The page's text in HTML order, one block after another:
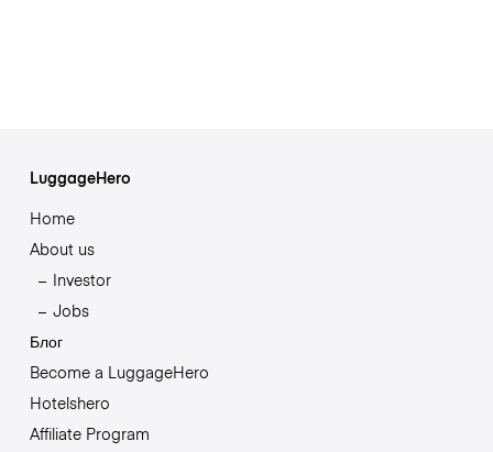
LuggageHero
Home
About us
Investor
Jobs
Блог
Become a LuggageHero
Hotelshero
Affiliate Program